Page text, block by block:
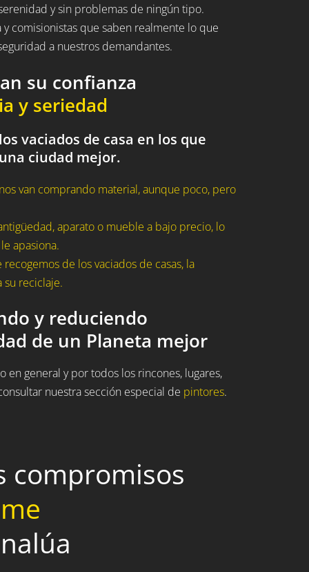
y sin problemas de ningún tipo.
comisionistas que saben realmente lo que
a nuestros demandantes.
su confianza
y seriedad
vaciados de casa en los que
ciudad mejor.
van comprando material, aunque poco, pero
aparato o mueble a bajo precio, lo
apasiona.
de los vaciados de casas, la
su reciclaje.
y reduciendo
de un Planeta mejor
en general y por todos los rincones, lugares,
nuestra sección especial de pintores.
compromisos